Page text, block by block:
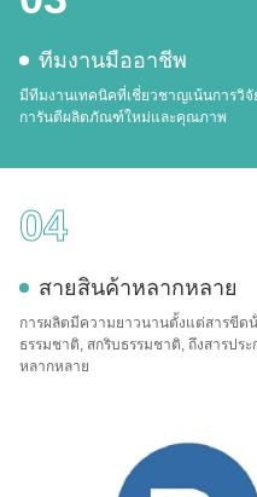
ทีมงานมืออาชีพ
มีทีมงานเทคนิคที่เชี่ยวชาญเน้นการวิจั
การันตีผลิตภัณฑ์ใหม่และคุณภาพ
04
สายสินค้าหลากหลาย
การผลิตมีความยาวนานตั้งแต่สารขีด
ธรรมชาติ, สกริบธรรมชาติ, ถึงสารปร
หลากหลาย